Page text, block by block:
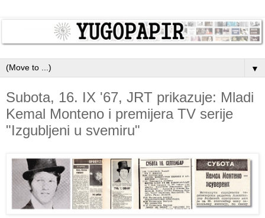
▼
Subota, 16. IX '67, JRT prikazuje: Mladi
Kemal Monteno i premijera TV serije
"Izgubljeni u svemiru"